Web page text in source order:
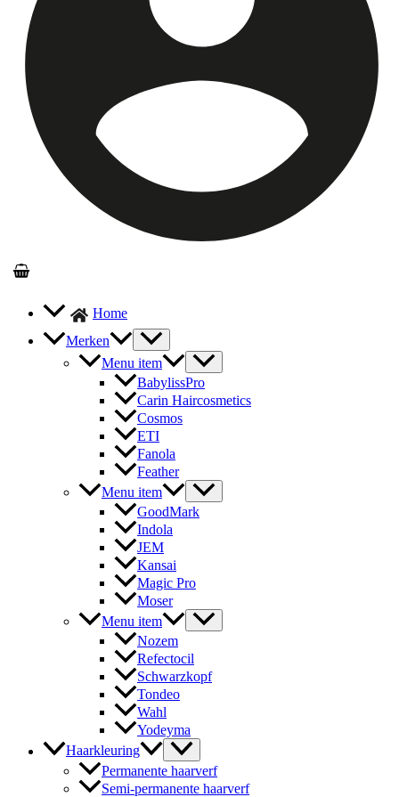
Home
Merken
Menu item
BabylissPro
Carin Haircosmetics
Cosmos
ETI
Fanola
Feather
Menu item
GoodMark
Indola
JEM
Kansai
Magic Pro
Moser
Menu item
Nozem
Refectocil
Schwarzkopf
Tondeo
Wahl
Yodeyma
Haarkleuring
Permanente haarverf
Semi-permanente haarverf